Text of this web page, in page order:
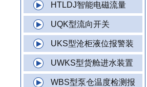
HTLDJ智能电磁流量
UQK型流向开关
UKS型沧柜液位报警装
UWKS型货舱进水装置
WBS型泵仓温度检测报